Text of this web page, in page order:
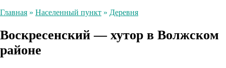
Главная » Населенный пункт » Деревня
Воскресенский — хутор в Волжском
районе